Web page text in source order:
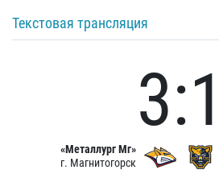
Текстовая трансляция
«Металлург Мг»
г. Магнитогорск
3:1